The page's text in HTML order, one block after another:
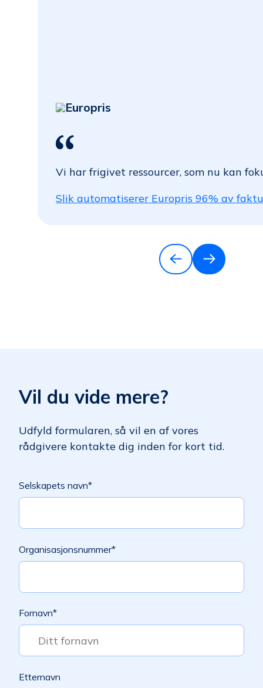
Europris
Vi har frigivet ressourcer, som nu kan
Slik automatiserer Europris 96% av
Vil du vide mere?
Udfyld formularen, så vil en af vores
rådgivere kontakte dig inden for kort tid.
Selskapets navn*
Organisasjonsnummer*
Fornavn*
Etternavn